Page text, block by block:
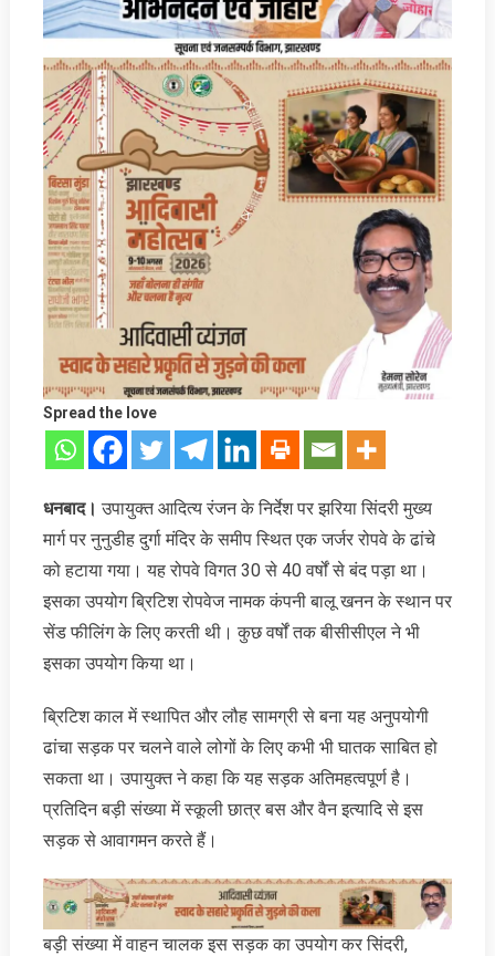
Spread the love
धनबाद। उपायुक्त आदित्य रंजन के निर्देश पर झरिया सिंदरी मुख्य
मार्ग पर नुनुडीह दुर्गा मंदिर के समीप स्थित एक जर्जर रोपवे के ढांचे
को हटाया गया। यह रोपवे विगत 30 से 40 वर्षों से बंद पड़ा था।
इसका उपयोग ब्रिटिश रोपवेज नामक कंपनी बालू खनन के स्थान पर
सेंड फीलिंग के लिए करती थी। कुछ वर्षों तक बीसीसीएल ने भी
इसका उपयोग किया था।
ब्रिटिश काल में स्थापित और लौह सामग्री से बना यह अनुपयोगी
ढांचा सड़क पर चलने वाले लोगों के लिए कभी भी घातक साबित हो
सकता था। उपायुक्त ने कहा कि यह सड़क अति‍महत्वपूर्ण है।
प्रतिदिन बड़ी संख्या में स्कूली छात्र बस और वैन इत्यादि से इस
सड़क से आवागमन करते हैं।
बड़ी संख्या में वाहन चालक इस सड़क का उपयोग कर सिंदरी,